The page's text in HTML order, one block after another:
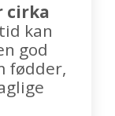
cirka
kan
god
fødder,